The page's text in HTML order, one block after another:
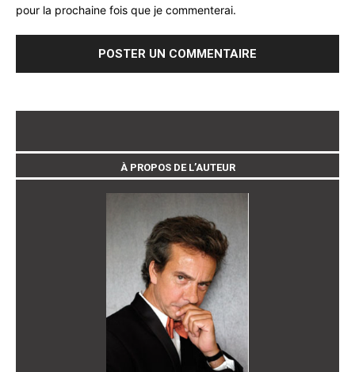
pour la prochaine fois que je commenterai.
À PROPOS DE L’AUTEUR